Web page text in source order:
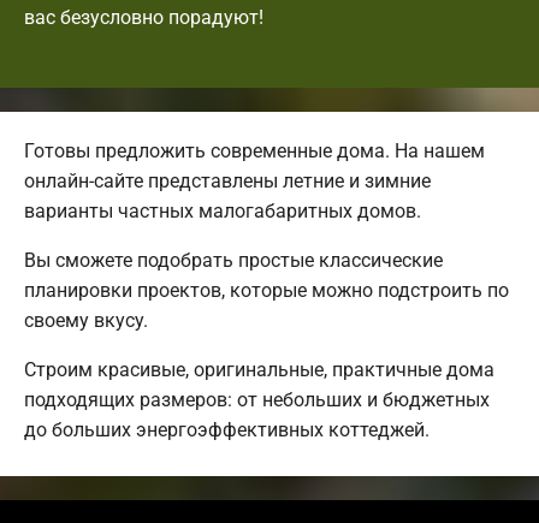
вас безусловно порадуют!
Готовы предложить современные дома. На нашем
онлайн-сайте представлены летние и зимние
варианты частных малогабаритных домов.
Вы сможете подобрать простые классические
планировки проектов, которые можно подстроить по
своему вкусу.
Строим красивые, оригинальные, практичные дома
подходящих размеров: от небольших и бюджетных
до больших энергоэффективных коттеджей.